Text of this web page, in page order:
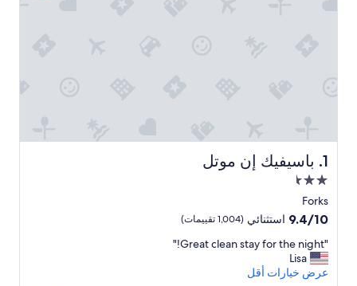
1. باسيفيك إن موتل
باسيفيك إن موتل
مكان
إقامة
مصنف
2.5
نجمة
Forks
9.4
10،
استثنائي،
(1,004
9.4/10 استثنائي (1,004 تقييمات)
"
G
r
"Great clean stay for the night!"
Lisa
عرض خيارات أقل